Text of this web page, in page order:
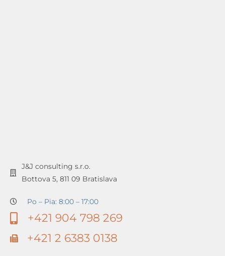
J&J consulting s.r.o.
Bottova 5, 811 09 Bratislava
Po – Pia: 8:00 – 17:00
+421 904 798 269
+421 2 6383 0138